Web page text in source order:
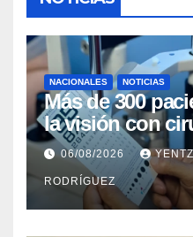
NACIONALES NOTICIAS
Más de 300
la visión con
cataratas en
06/08/2026
RODRÍGUEZ